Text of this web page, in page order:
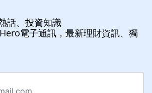
話、投資知識
電子通訊，最新理財資訊、獨